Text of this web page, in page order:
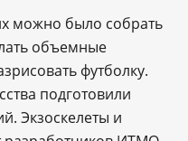
можно было собрать
объемные
футболку.
подготовили
Экзоскелеты и